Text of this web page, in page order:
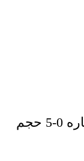
رنگ مو الوکسین سری طبیعی شماره 0-5 حجم